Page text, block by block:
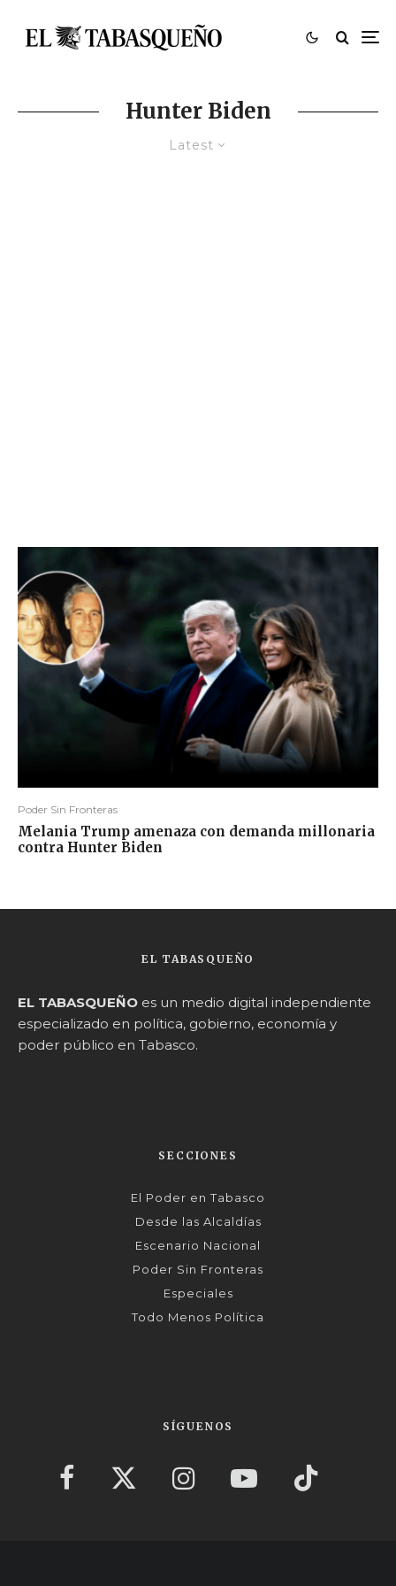
Hunter Biden
Latest
Poder Sin Fronteras
Melania Trump amenaza con demanda millonaria
contra Hunter Biden
EL TABASQUEÑO
EL TABASQUEÑO es un medio digital independiente
especializado en política, gobierno, economía y
poder público en Tabasco.
SECCIONES
El Poder en Tabasco
Desde las Alcaldías
Escenario Nacional
Poder Sin Fronteras
Especiales
Todo Menos Política
SÍGUENOS